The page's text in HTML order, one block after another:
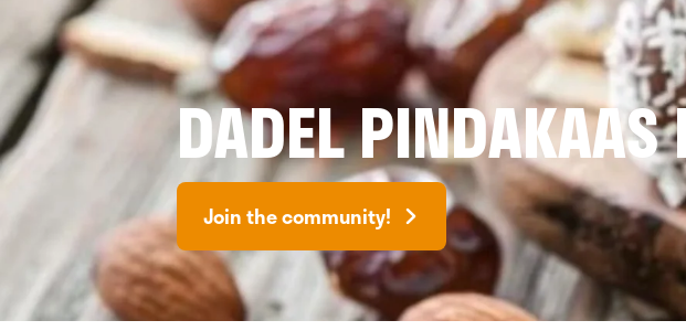
DADEL PINDAKAAS
Join the community!